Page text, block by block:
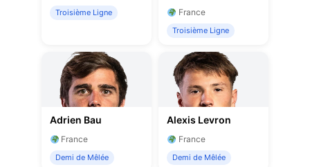
Troisième Ligne France
Troisième Ligne
Adrien Bau
France
Demi de Mêlée
Alexis Levron
France
Demi de Mêlée